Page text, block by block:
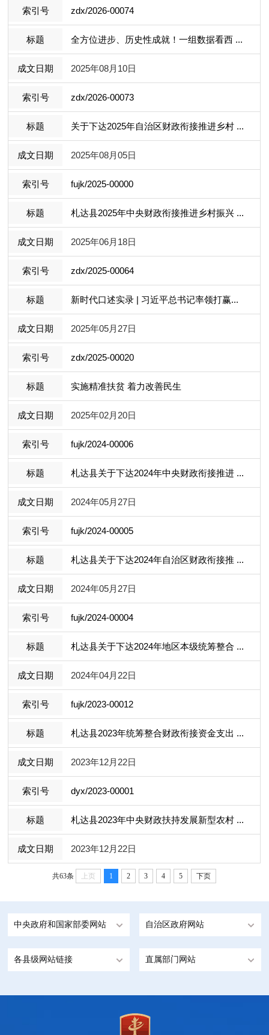
zdx/2026-00074
全方位进步、历史性成就！一组数据看西 ...
2025年08月10日
zdx/2026-00073
关于下达2025年自治区财政衔接推进乡村 ...
2025年08月05日
fujk/2025-00000
札达县2025年中央财政衔接推进乡村振兴 ...
2025年06月18日
zdx/2025-00064
新时代口述实录 | 习近平总书记率领打赢...
2025年05月27日
zdx/2025-00020
实施精准扶贫 着力改善民生
2025年02月20日
fujk/2024-00006
札达县关于下达2024年中央财政衔接推进 ...
2024年05月27日
fujk/2024-00005
札达县关于下达2024年自治区财政衔接推 ...
2024年05月27日
fujk/2024-00004
札达县关于下达2024年地区本级统筹整合 ...
2024年04月22日
fujk/2023-00012
札达县2023年统筹整合财政衔接资金支出 ...
2023年12月22日
dyx/2023-00001
札达县2023年中央财政扶持发展新型农村 ...
2023年12月22日
共63条 上页 1 2 3 4 5 下页
中央政府和国家部委网站 自治区政府网站
各县级网站链接 直属部门网站